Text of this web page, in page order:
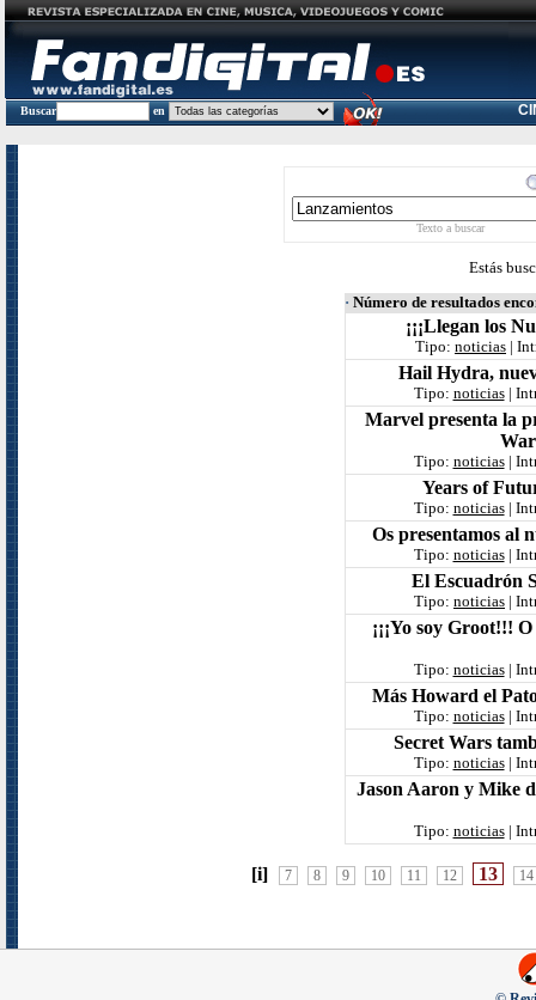
Buscar en
Texto a buscar
Estás
· Número de resultados
¡¡¡Llegan los
Tipo: noticias |
Hail Hydra,
Tipo: noticias|
Marvel presenta la
Tipo: noticias|
Years of
Tipo: noticias|
Os presentamos al
Tipo: noticias|
El Escuadrón
Tipo: noticias |
¡¡¡Yo soy Groot!!!
Tipo: noticias|
Más Howard el
Tipo: noticias|
Secret Wars
Tipo: noticias|
Jason Aaron y Mike
Tipo: noticias|
[i] 7 8 9 10 11 12 13 14